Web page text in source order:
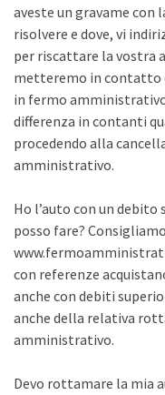
aveste un gravame con
risolvere e dove, vi
per riscattare la vostra
metteremo in contatto
in fermo
differenza in contanti
procedendo alla
amministrativo.
Ho l’auto con un
posso fare?
con referenze
anche con debiti
anche della relativa
amministrativo.
Devo rottamare la mia